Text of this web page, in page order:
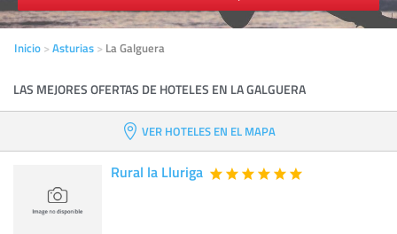
Inicio Asturias La Galguera
LAS MEJORES OFERTAS DE HOTELES EN LA GALGUERA
VER HOTELES EN EL MAPA
Rural la Lluriga